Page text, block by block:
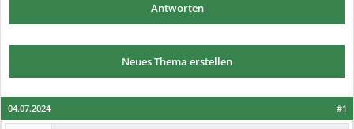
Antworten
Neues Thema erstellen
#1
04.07.2024